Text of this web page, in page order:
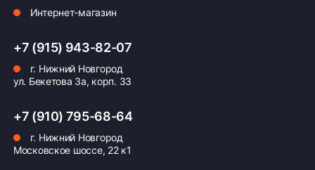
Интернет-магазин
+7 (915) 943-82-07
г. Нижний Новгород
ул. Бекетова 3а, корп. 33
+7 (910) 795-68-64
г. Нижний Новгород
Московское шоссе, 22 к1